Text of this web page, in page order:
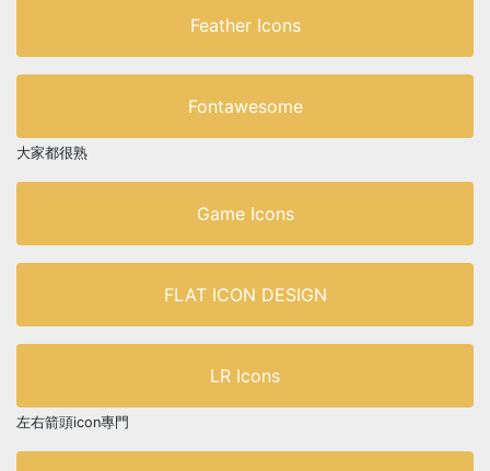
Feather Icons
Fontawesome
大家都很熟
Game Icons
FLAT ICON DESIGN
LR Icons
左右箭頭icon專門